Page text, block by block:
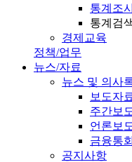
통계조
통계검
경제교육
정책/업무
뉴스/자료
뉴스 및 의사
보도자
주간보
언론보
금융통
공지사항